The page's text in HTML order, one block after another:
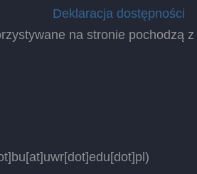
Deklaracja dostępności
na stronie pochodzą z